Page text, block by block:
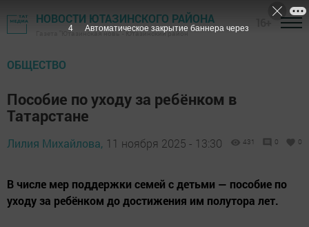
НОВОСТИ ЮТАЗИНСКОГО РАЙОНА
Газета "Ютазинская новь" - Ютазинский район
ОБЩЕСТВО
Пособие по уходу за ребёнком в
Татарстане
Лилия Михайлова, 11 ноября 2025 - 13:30 431 0 0
В числе мер поддержки семей с детьми — пособие по
уходу за ребёнком до достижения им полутора лет.
2 Автоматическое закрытие баннера через